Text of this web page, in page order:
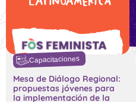
Capacitaciones
Mesa de Diálogo Regional:
propuestas jóvenes para
la implementación de la